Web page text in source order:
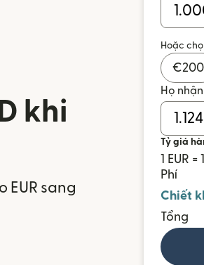
khi
EUR sang
Hoặc
€200
Họ
Tỷ giá
1 EUR =
Phí
Chiết
Tổng